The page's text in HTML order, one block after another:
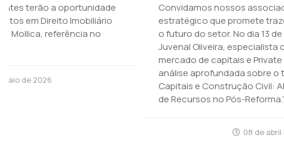
Convidamos nossos associados para um encontro
estratégico que promete trazer insights valiosos para
o futuro do setor. No dia 13 de maio, receberemos
Juvenal Oliveira, especialista com sólida trajetória no
mercado de capitais e Private Banker na XP, para uma
análise aprofundada sobre o tema: “Mercado de
Capitais e Construção Civil: Alternativas de Captação